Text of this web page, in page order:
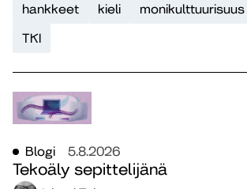
hankkeet kieli monikulttuurisuus
TKI
Blogi 5.8.2026
Tekoäly sepittelijänä